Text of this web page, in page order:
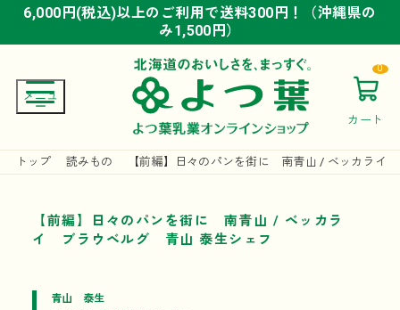
6,000円(税込)以上のご利用で送料300円！（沖縄県の
み1,500円）
6,000円(税込)以上のご利用で送料300円！（沖縄県の
み1,500円）
6,000円(税込)以上のご利用で送料300円！（沖縄県の
み1,500円）
カート
0
トップ 読みもの 【前編】日々のパンを街に 南青山 / ベッカラ
【前編】日々のパンを街に 南青山 / ベッカラ
イ ブラウベルグ 青山 泰生シェフ
青山 泰生